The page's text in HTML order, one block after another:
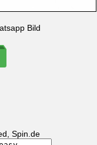
Bild
Spin.de